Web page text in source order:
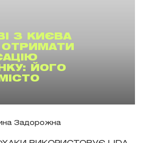
З КИЄВА
ЙОГО
Задорожна